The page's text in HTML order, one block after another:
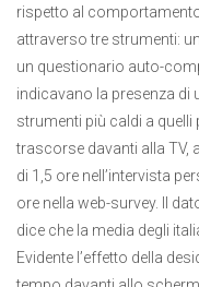
rispetto al
attraverso tre strumenti:
un questionario auto-
indicavano la presenza di
strumenti più caldi a quelli
trascorse davanti alla TV,
di 1,5 ore nell’intervista
ore nella web-survey. Il
dice che la media degli
Evidente l’effetto della